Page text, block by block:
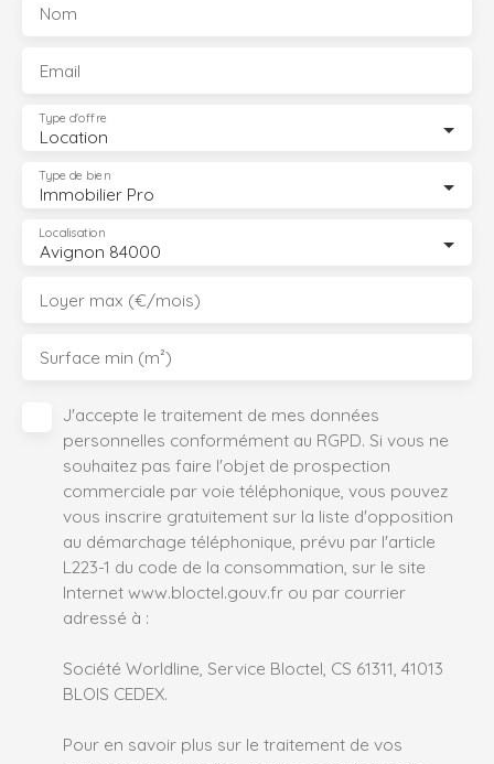
Nom
Email
Location
Type d'offre
Immobilier Pro
Type de bien
Avignon 84000
Localisation
Loyer max (€/mois)
Surface min (m²)
J'accepte le traitement de mes données
personnelles conformément au RGPD. Si vous ne
souhaitez pas faire l'objet de prospection
commerciale par voie téléphonique, vous pouvez
vous inscrire gratuitement sur la liste d'opposition
au démarchage téléphonique, prévu par l'article
L223-1 du code de la consommation, sur le site
Internet www.bloctel.gouv.fr ou par courrier
adressé à :
Société Worldline, Service Bloctel, CS 61311, 41013
BLOIS CEDEX.
Pour en savoir plus sur le traitement de vos